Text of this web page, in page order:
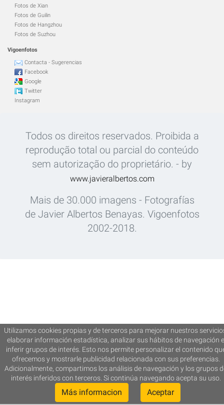
Fotos de Xian
Fotos de Guilin
Fotos de Hangzhou
Fotos de Suzhou
Vigoenfotos
Contacta - Sugerencias
Facebook
Google
Twitter
Instagram
Todos os direitos reservados. Proibida a
reprodução total ou parcial do conteúdo
sem autorização do proprietário. - by
www.javieralbertos.com
Mais de 30.000 imagens - Fotografías
de Javier Albertos Benayas. Vigoenfotos
2002-2018.
Utilizamos cookies propias y de terceros para mejorar nuestros
elaborar información estadística, analizar sus hábitos de navegación e
inferir grupos de interés. Esto nos permite personalizar el contenido
ofrecemos y mostrarle publicidad relacionada con sus preferencias.
Adicionalmente, compartimos los análisis de navegación y los grupos
interés inferidos con terceros. Si continúa navegando acepta su uso.
Más informacion Aceptar